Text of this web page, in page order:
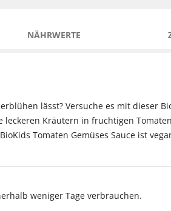
NÄHRWERTE
lässt? Versuche es mit dieser
Kräutern in fruchtigen
Tomaten Gemüses Sauce ist
weniger Tage verbrauchen.